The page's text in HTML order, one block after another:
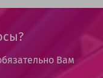
Вам